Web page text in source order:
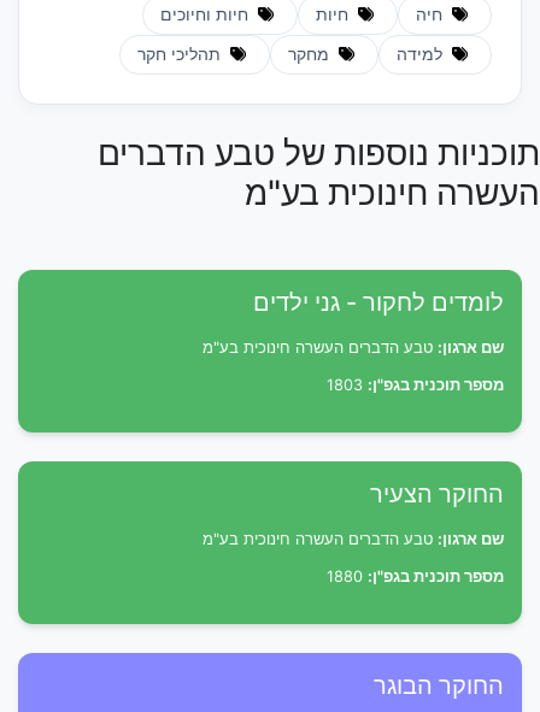
חיה חיות חיות וחיוכים
למידה מחקר תהליכי חקר
תוכניות נוספות של טבע הדברים
העשרה חינוכית בע"מ
לומדים לחקור - גני ילדים
שם ארגון: טבע הדברים העשרה חינוכית בע"מ
מספר תוכנית בגפ"ן:
החוקר הצעיר
שם ארגון: טבע הדברים העשרה חינוכית בע"מ
מספר תוכנית בגפ"ן:
החוקר הבוגר